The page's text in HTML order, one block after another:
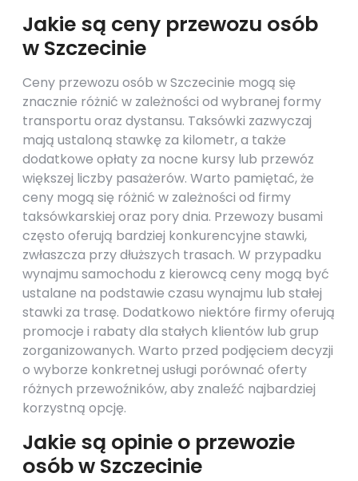
Jakie są ceny przewozu osób
w Szczecinie
Ceny przewozu osób w Szczecinie mogą się
znacznie różnić w zależności od wybranej formy
transportu oraz dystansu. Taksówki zazwyczaj
mają ustaloną stawkę za kilometr, a także
dodatkowe opłaty za nocne kursy lub przewóz
większej liczby pasażerów. Warto pamiętać, że
ceny mogą się różnić w zależności od firmy
taksówkarskiej oraz pory dnia. Przewozy busami
często oferują bardziej konkurencyjne stawki,
zwłaszcza przy dłuższych trasach. W przypadku
wynajmu samochodu z kierowcą ceny mogą być
ustalane na podstawie czasu wynajmu lub stałej
stawki za trasę. Dodatkowo niektóre firmy oferują
promocje i rabaty dla stałych klientów lub grup
zorganizowanych. Warto przed podjęciem decyzji
o wyborze konkretnej usługi porównać oferty
różnych przewoźników, aby znaleźć najbardziej
korzystną opcję.
Jakie są opinie o przewozie
osób w Szczecinie